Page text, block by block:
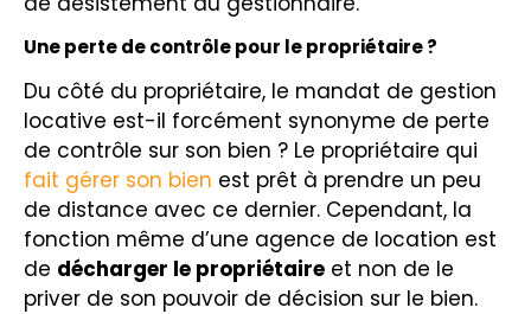
Une perte de contrôle pour le propriétaire ?
Du côté du propriétaire, le mandat de gestion
locative est-il forcément synonyme de perte
de contrôle sur son bien ? Le propriétaire qui
fait gérer son bien est prêt à prendre un peu
de distance avec ce dernier. Cependant, la
fonction même d’une agence de location est
de décharger le propriétaire et non de le
priver de son pouvoir de décision sur le bien.